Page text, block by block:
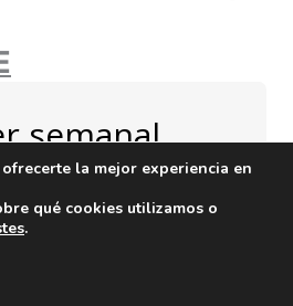
semanal
resumen semanal
la mejor experiencia en
qué cookies utilizamos o
.